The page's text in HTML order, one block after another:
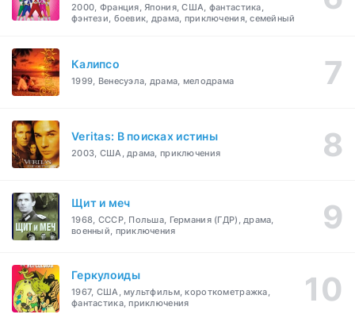
2000, Франция, Япония, США, фантастика,
фэнтези, боевик, драма, приключения, семейный
Калипсо
1999, Венесуэла, драма, мелодрама
Veritas: В поисках истины
2003, США, драма, приключения
Щит и меч
1968, СССР, Польша, Германия (ГДР), драма,
военный, приключения
Геркулоиды
1967, США, мультфильм, короткометражка,
фантастика, приключения